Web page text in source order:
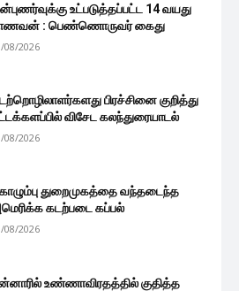
உட்படுத்தப்பட்ட 14 வயது
: பெண்ணொருவர் கைது
08/2026
பிரச்சினை குறித்து
விசேட கலந்துரையாடல்
08/2026
துறைமுகத்தை வந்தடைந்த
கடற்படை கப்பல்
08/2026
உண்ணாவிரதத்தில் குதித்த